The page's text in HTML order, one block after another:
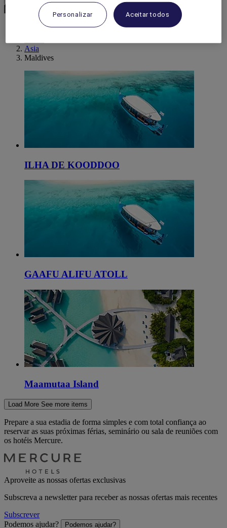
Asia
Maldives
ILHA DE KOODDOO
GAAFU ALIFU ATOLL
Maamutaa Island
Load More See more items
Prepare a sua estadia de forma simples e com total confiança ao
reservar as suas próximas férias, seminário ou sala de reuniões com
os hotéis Mercure.
Aproveite as nossas ofertas exclusivas
Subscreva a newsletter para receber as nossas ofertas mais recentes
Subscrever
Podemos ajudar?
Podemos ajudar?
Personalizar Aceitar todos